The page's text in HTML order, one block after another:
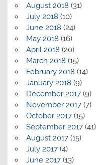
August 2018 (31)
July 2018 (10)
June 2018 (24)
May 2018 (16)
April 2018 (20)
March 2018 (15)
February 2018 (14)
January 2018 (9)
December 2017(9)
November 2017(7)
October 2017(15)
September 2017(41)
August 2017(15)
July 2017(4)
June 2017(13)